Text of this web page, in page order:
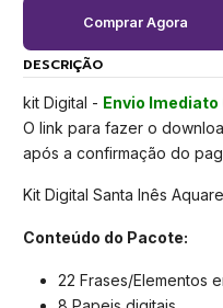
Comprar Agora
DESCRIÇÃO
kit Digital - Envio
O link para fazer o
após a confirmação do
Kit Digital Santa Inês
Conteúdo do Pacote:
22 Frases/Elementos